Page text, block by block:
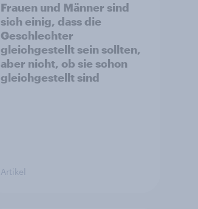
Frauen und Männer sind
sich einig, dass die
Geschlechter
gleichgestellt sein sollten,
aber nicht, ob sie schon
gleichgestellt sind
Artikel